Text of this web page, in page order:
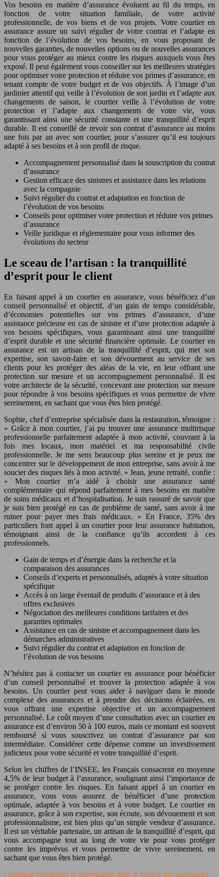
Vos besoins en matière d’assurance évoluent au fil du temps, en
fonction de votre situation familiale, de votre activité
professionnelle, de vos biens et de vos projets. Votre courtier en
assurance assure un suivi régulier de votre contrat et l’adapte en
fonction de l’évolution de vos besoins, en vous proposant de
nouvelles garanties, de nouvelles options ou de nouvelles assurances
pour vous protéger au mieux contre les risques auxquels vous êtes
exposé. Il peut également vous conseiller sur les meilleures stratégies
pour optimiser votre protection et réduire vos primes d’assurance, en
tenant compte de votre budget et de vos objectifs. À l’image d’un
jardinier attentif qui veille à l’évolution de son jardin et l’adapte aux
changements de saison, le courtier veille à l’évolution de votre
protection et l’adapte aux changements de votre vie, vous
garantissant ainsi une sécurité constante et une tranquillité d’esprit
durable. Il est conseillé de revoir son contrat d’assurance au moins
une fois par an avec son courtier, pour s’assurer qu’il est toujours
adapté à ses besoins et à son profil de risque.
Accompagnement personnalisé dans la souscription du contrat
d’assurance
Gestion efficace des sinistres et assistance dans les relations
avec la compagnie
Suivi régulier du contrat et adaptation en fonction de
l’évolution de vos besoins
Conseils pour optimiser votre protection et réduire vos primes
d’assurance
Veille juridique et réglementaire pour vous informer des
évolutions du secteur
Le sceau de l’artisan : la tranquillité
d’esprit pour le client
En faisant appel à un courtier en assurance, vous bénéficiez d’un
conseil personnalisé et objectif, d’un gain de temps considérable,
d’économies potentielles sur vos primes d’assurance, d’une
assistance précieuse en cas de sinistre et d’une protection adaptée à
vos besoins spécifiques, vous garantissant ainsi une tranquillité
d’esprit durable et une sécurité financière optimale. Le courtier en
assurance est un artisan de la tranquillité d’esprit, qui met son
expertise, son savoir-faire et son dévouement au service de ses
clients pour les protéger des aléas de la vie, en leur offrant une
protection sur mesure et un accompagnement personnalisé. Il est
votre architecte de la sécurité, concevant une protection sur mesure
pour répondre à vos besoins spécifiques et vous permettre de vivre
sereinement, en sachant que vous êtes bien protégé.
Sophie, chef d’entreprise spécialisée dans la restauration, témoigne :
« Grâce à mon courtier, j’ai pu trouver une assurance multirisque
professionnelle parfaitement adaptée à mon activité, couvrant à la
fois mes locaux, mon matériel et ma responsabilité civile
professionnelle. Je me sens beaucoup plus sereine et je peux me
concentrer sur le développement de mon entreprise, sans avoir à me
soucier des risques liés à mon activité. » Jean, jeune retraité, confie :
« Mon courtier m’a aidé à choisir une assurance santé
complémentaire qui répond parfaitement à mes besoins en matière
de soins médicaux et d’hospitalisation. Je suis rassuré de savoir que
je suis bien protégé en cas de problème de santé, sans avoir à me
ruiner pour payer mes frais médicaux. » En France, 35% des
particuliers font appel à un courtier pour leur assurance habitation,
témoignant ainsi de la confiance qu’ils accordent à ces
professionnels.
Gain de temps et d’énergie dans la recherche et la
comparaison des assurances
Conseils d’experts et personnalisés, adaptés à votre situation
spécifique
Accès à un large éventail de produits d’assurance et à des
offres exclusives
Négociation des meilleures conditions tarifaires et des
garanties optimales
Assistance en cas de sinistre et accompagnement dans les
démarches administratives
Suivi régulier du contrat et adaptation en fonction de
l’évolution de vos besoins
N’hésitez pas à contacter un courtier en assurance pour bénéficier
d’un conseil personnalisé et trouver la protection adaptée à vos
besoins. Un courtier peut vous aider à naviguer dans le monde
complexe des assurances et à prendre des décisions éclairées, en
vous offrant une expertise objective et un accompagnement
personnalisé. Le coût moyen d’une consultation avec un courtier en
assurance est d’environ 50 à 100 euros, mais ce montant est souvent
remboursé si vous souscrivez un contrat d’assurance par son
intermédiaire. Considérer cette dépense comme un investissement
judicieux pour votre sécurité et votre tranquillité d’esprit.
Selon les chiffres de l’INSEE, les Français consacrent en moyenne
4,5% de leur budget à l’assurance, soulignant ainsi l’importance de
se protéger contre les risques. En faisant appel à un courtier en
assurance, vous vous assurez de bénéficier d’une protection
optimale, adaptée à vos besoins et à votre budget. Le courtier en
assurance, grâce à son expertise, son écoute, son dévouement et son
professionnalisme, est bien plus qu’un simple vendeur d’assurance.
Il est un véritable partenaire, un artisan de la tranquillité d’esprit, qui
vous accompagne tout au long de votre vie pour vous protéger
contre les imprévus et vous permettre de vivre sereinement, en
sachant que vous êtes bien protégé.
Comment fonctionne la subrogation dans le secteur des assurances